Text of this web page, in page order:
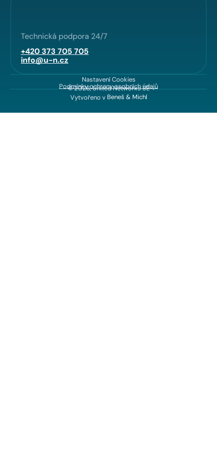
Technická podpora 24/7
+420 373 705 705
info@u-n.cz
Nastavení Cookies
Podmínky ochrany osobních údajů
© 2026, United Networks SE
Vytvořeno v Beneš & Michl